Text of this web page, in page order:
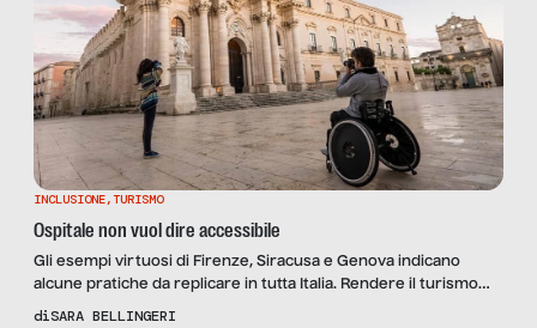
INCLUSIONE,TURISMO
Ospitale non vuol dire accessibile
Gli esempi virtuosi di Firenze, Siracusa e Genova indicano
alcune pratiche da replicare in tutta Italia. Rendere il turismo
accessibile a tutti è conveniente sia dal punto di vista etico che
diSARA BELLINGERI